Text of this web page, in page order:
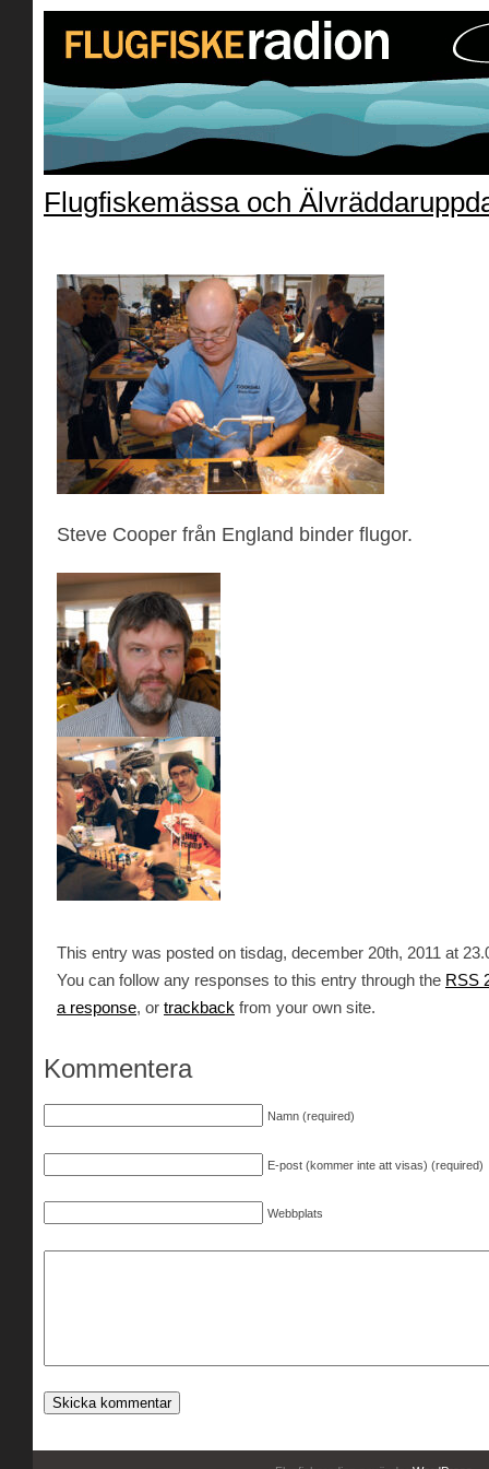
Flugfiskemässa och
Steve Cooper från England binder flugor.
This entry was posted on tisdag, december 20th, 2011 at
You can follow any responses to this entry through the RSS
a response, or trackback from your own site.
Kommentera
Namn (required)
E-post (kommer inte att visas) (required)
Webbplats